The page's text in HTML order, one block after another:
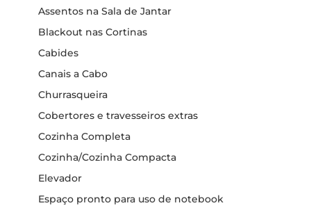
Assentos na Sala de Jantar
Blackout nas Cortinas
Cabides
Canais a Cabo
Churrasqueira
Cobertores e travesseiros extras
Cozinha Completa
Cozinha/Cozinha Compacta
Elevador
Espaço pronto para uso de notebook